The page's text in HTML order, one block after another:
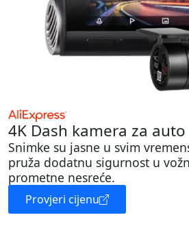
4K Dash kamera za auto
Snimke su jasne u svim
pruža dodatnu sigurnost u
prometne nesreće.
Provjeri cijenu